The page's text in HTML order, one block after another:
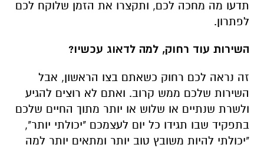
תדעו מה מחכה לכם, ותקצרו את הזמן שלוקח לכם
לפתרון.
השירות עוד רחוק, למה לדאוג עכשיו?
זה נראה לכם רחוק כשאתם בצו הראשון, אבל
השירות שלכם ממש קרוב. ואתם לא רוצים להגיע
ולשרת שנתיים או שלוש או יותר מתוך החיים שלכם
בתפקיד שבו תגידו כל יום לעצמכם "יכולתי יותר",
"יכולתי להיות משובץ טוב יותר ומתאים יותר למה